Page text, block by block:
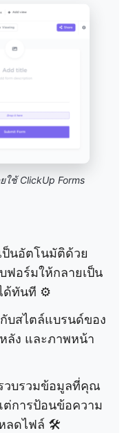
ใช้ ClickUp Forms
ป็นอัตโนมัติด้วย
ฟอร์มให้กลายเป็น
ด้ทันที ⚙️
บสไตล์แบรนด์ของ
ลัง และภาพหน้า
วบรวมข้อมูลที่คุณ
ต่การป้อนข้อความ
ลดไฟล์ 🛠️